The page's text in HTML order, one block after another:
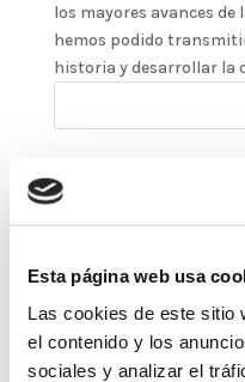
Esta página web usa
Las cookies de este sitio
el contenido y los
sociales y analizar el
los mayores avances de
hemos podido
historia y desarrollar la
Entradas
La Evolución de la
Giros Inesperados
La Inteligencia Artificial
Afrontar los finales: